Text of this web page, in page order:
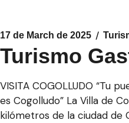
17 de March de 2025
Turismo
VISITA COGOLLUDO “Tu
es Cogolludo” La Villa de
kilómetros de la ciudad de